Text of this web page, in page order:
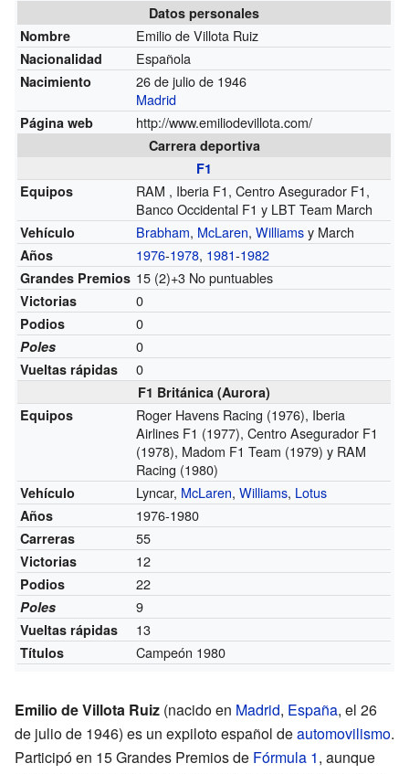
Datos personales
Nombre
Emilio de Villota Ruiz
Nacionalidad Española
Nacimiento
26 de julio de 1946
Madrid
Página web http://www.emiliodevillota.com/
Carrera deportiva
F1
Equipos
RAM , Iberia F1, Centro Asegurador F1,
Banco Occidental F1 y LBT Team March
Vehículo Brabham, McLaren,Williamsy March
Años 1976-1978, 1981-1982
Grandes Premios 15 (2)+3 No puntuables
Victorias 0
Podios 0
Poles 0
Vueltas rápidas 0
F1 Británica (Aurora)
Equipos
Roger Havens Racing (1976), Iberia
Airlines F1 (1977), Centro Asegurador F1
(1978), Madom F1 Team (1979) y RAM
Racing (1980)
Vehículo Lyncar, McLaren,Williams, Lotus
Años 1976-1980
Carreras 55
Victorias 12
Podios 22
Poles 9
Vueltas rápidas 13
Títulos Campeón 1980
Emilio de Villota Ruiz (nacido en Madrid, España, el 26
de julio de 1946) es un expiloto español deautomovilismo.
Participó en 15 Grandes Premios de Fórmula 1, aunque